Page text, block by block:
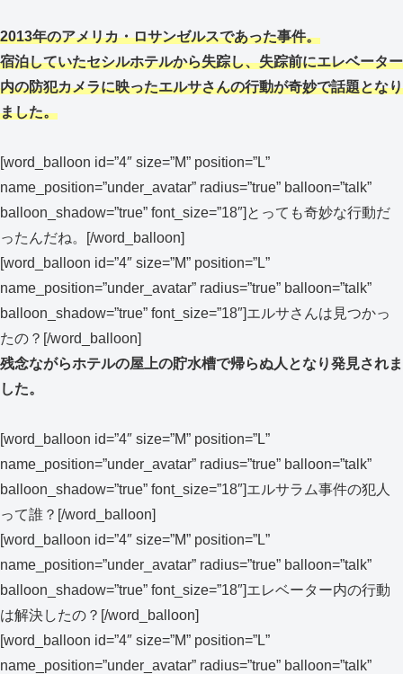
2013年のアメリカ・ロサンゼルスであった事件。
宿泊していたセシルホテルから失踪し、失踪前にエレベーター
内の防犯カメラに映ったエルサさんの行動が奇妙で話題となり
ました。
[word_balloon id=”4″ size=”M” position=”L”
name_position=”under_avatar” radius=”true” balloon=”talk”
balloon_shadow=”true” font_size=”18″]とっても奇妙な行動だ
ったんだね。[/word_balloon]
[word_balloon id=”4″ size=”M” position=”L”
name_position=”under_avatar” radius=”true” balloon=”talk”
balloon_shadow=”true” font_size=”18″]エルサさんは見つかっ
たの？[/word_balloon]
残念ながらホテルの屋上の貯水槽で帰らぬ人となり発見されま
した。
[word_balloon id=”4″ size=”M” position=”L”
name_position=”under_avatar” radius=”true” balloon=”talk”
balloon_shadow=”true” font_size=”18″]エルサラム事件の犯人
って誰？[/word_balloon]
[word_balloon id=”4″ size=”M” position=”L”
name_position=”under_avatar” radius=”true” balloon=”talk”
balloon_shadow=”true” font_size=”18″]エレベーター内の行動
は解決したの？[/word_balloon]
[word_balloon id=”4″ size=”M” position=”L”
name_position=”under_avatar” radius=”true” balloon=”talk”